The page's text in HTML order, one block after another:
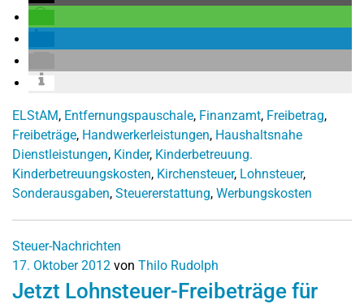
ELStAM, Entfernungspauschale, Finanzamt, Freibetrag,
Freibeträge, Handwerkerleistungen, Haushaltsnahe
Dienstleistungen, Kinder, Kinderbetreuung.
Kinderbetreuungskosten, Kirchensteuer, Lohnsteuer,
Sonderausgaben, Steuererstattung, Werbungskosten
Steuer-Nachrichten
17. Oktober 2012 von Thilo Rudolph
Jetzt Lohnsteuer-Freibeträge für